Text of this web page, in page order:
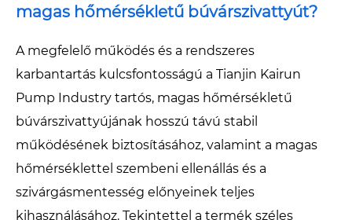
magas hőmérsékletű búvárszivattyút?
A megfelelő működés és a rendszeres
karbantartás kulcsfontosságú a Tianjin Kairun
Pump Industry tartós, magas hőmérsékletű
búvárszivattyújának hosszú távú stabil
működésének biztosításához, valamint a magas
hőmérséklettel szembeni ellenállás és a
szivárgásmentesség előnyeinek teljes
kihasználásához. Tekintettel a termék széles